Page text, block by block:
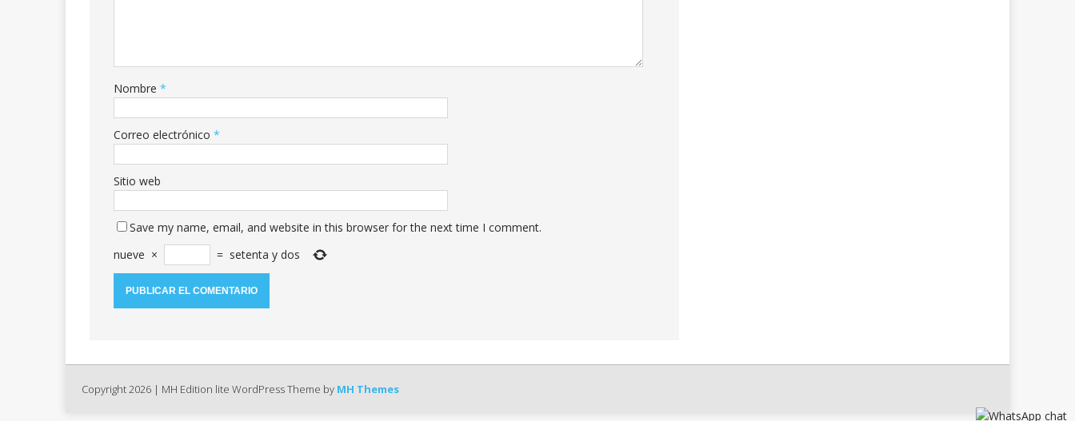
Nombre *
Correo electrónico *
Sitio web
Save my name, email, and website in this browser for the next time I comment.
nueve × = setenta y dos
Copyright 2026 | MH Edition lite WordPress Theme by MH Themes